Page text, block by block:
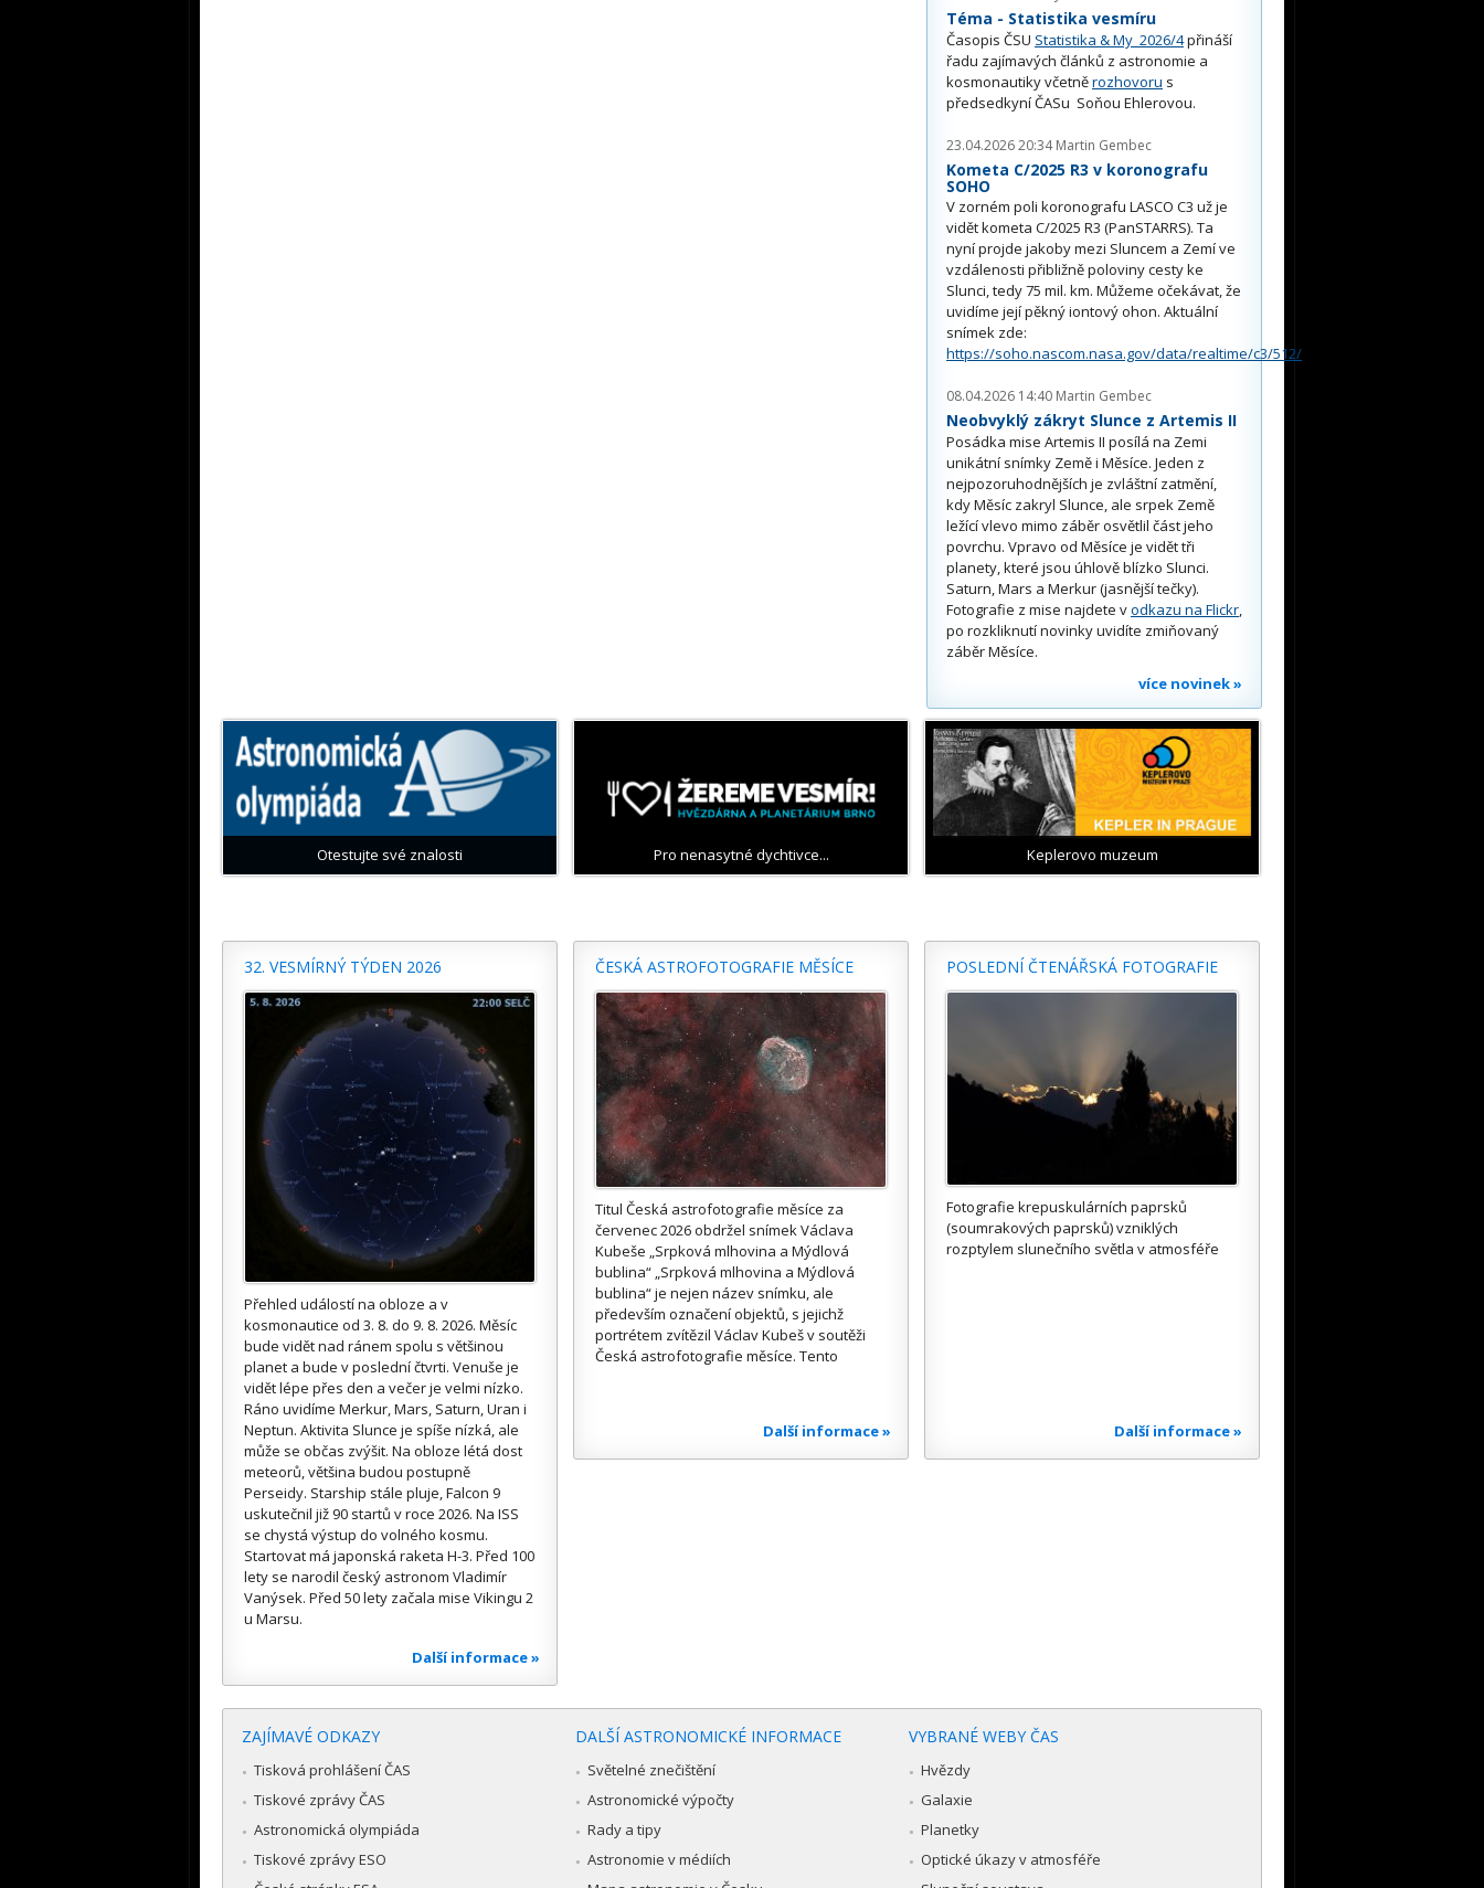
Téma - Statistika vesmíru
Časopis ČSU Statistika & My 2026/4přináší
řadu zajímavých článků z astronomie a
kosmonautiky včetněrozhovoru s
předsedkyní ČASu Soňou Ehlerovou.
23.04.2026 20:34 Martin Gembec
Kometa C/2025 R3 v koronografu
SOHO
V zorném poli koronografu LASCO C3 už je
vidět kometa C/2025 R3 (PanSTARRS). Ta
nyní projde jakoby mezi Sluncem a Zemí ve
vzdálenosti přibližně poloviny cesty ke
Slunci, tedy 75 mil. km. Můžeme očekávat, že
uvidíme její pěkný iontový ohon. Aktuální
snímek zde:
https://soho.nascom.nasa.gov/data/realtime/c3/512/
08.04.2026 14:40 Martin Gembec
Neobvyklý zákryt Slunce z Artemis II
Posádka mise Artemis II posílá na Zemi
unikátní snímky Země i Měsíce. Jeden z
nejpozoruhodnějších je zvláštní zatmění,
kdy Měsíc zakryl Slunce, ale srpek Země
ležící vlevo mimo záběr osvětlil část jeho
povrchu. Vpravo od Měsíce je vidět tři
planety, které jsou úhlově blízko Slunci.
Saturn, Mars a Merkur (jasnější tečky).
Fotografie z mise najdete vodkazu na Flickr,
po rozkliknutí novinky uvidíte zmiňovaný
záběr Měsíce.
více novinek »
Otestujte své znalosti Pro nenasytné dychtivce... Keplerovo muzeum
32. VESMÍRNÝ TÝDEN 2026
Přehled událostí na obloze a v
kosmonautice od 3. 8. do 9. 8. 2026. Měsíc
bude vidět nad ránem spolu s většinou
planet a bude v poslední čtvrti. Venuše je
vidět lépe přes den a večer je velmi nízko.
Ráno uvidíme Merkur, Mars, Saturn, Uran i
Neptun. Aktivita Slunce je spíše nízká, ale
může se občas zvýšit. Na obloze létá dost
meteorů, většina budou postupně
Perseidy. Starship stále pluje, Falcon 9
uskutečnil již 90 startů v roce 2026. Na ISS
se chystá výstup do volného kosmu.
Startovat má japonská raketa H-3. Před 100
lety se narodil český astronom Vladimír
Vanýsek. Před 50 lety začala mise Vikingu 2
u Marsu.
Další informace »
ČESKÁ ASTROFOTOGRAFIE MĚSÍCE
Titul Česká astrofotografie měsíce za
červenec 2026 obdržel snímek Václava
Kubeše „Srpková mlhovina a Mýdlová
bublina“ „Srpková mlhovina a Mýdlová
bublina“ je nejen název snímku, ale
především označení objektů, s jejichž
portrétem zvítězil Václav Kubeš v soutěži
Česká astrofotografie měsíce. Tento
Další informace »
POSLEDNÍ ČTENÁŘSKÁ FOTOGRAFIE
Fotografie krepuskulárních paprsků
(soumrakových paprsků) vzniklých
rozptylem slunečního světla v atmosféře
Další informace »
ZAJÍMAVÉ ODKAZY
Tisková prohlášení ČAS
Tiskové zprávy ČAS
Astronomická olympiáda
Tiskové zprávy ESO
DALŠÍ ASTRONOMICKÉ INFORMACE
Světelné znečištění
Astronomické výpočty
Rady a tipy
Astronomie v médiích
VYBRANÉ WEBY ČAS
Hvězdy
Galaxie
Planetky
Optické úkazy v atmosféře